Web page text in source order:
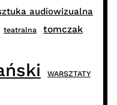
audiowizualna
teatralna tomczak
WARSZTATY